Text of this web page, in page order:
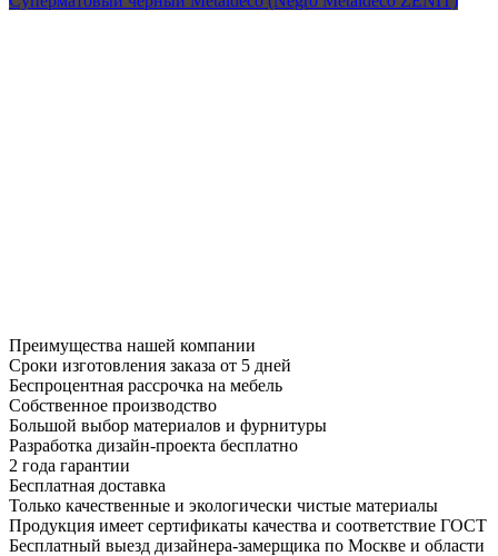
Преимущества нашей компании
Сроки изготовления заказа от 5 дней
Беспроцентная рассрочка на мебель
Собственное производство
Большой выбор материалов и фурнитуры
Разработка дизайн-проекта бесплатно
2 года гарантии
Бесплатная доставка
Только качественные и экологически чистые материалы
Продукция имеет сертификаты качества и соответствие ГОСТ
Бесплатный выезд дизайнера-замерщика по Москве и области